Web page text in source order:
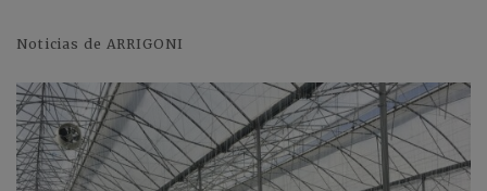
Noticias de ARRIGONI